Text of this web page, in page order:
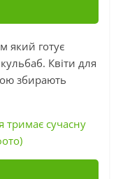
який готує
Квіти для
збирають
тримає сучасну